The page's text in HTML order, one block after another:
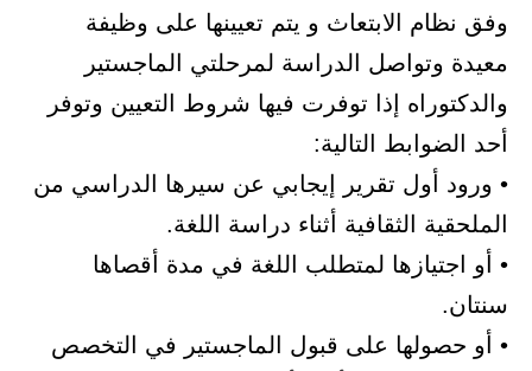
و يتم تعيينها على وظيفة
الدراسة لمرحلتي الماجستير
إذا توفرت فيها شروط التعيين وتوفر
التالية:
تقرير إيجابي عن سيرها الدراسي من
أثناء دراسة اللغة.
لمتطلب اللغة في مدة أقصاها
على قبول الماجستير في التخصص